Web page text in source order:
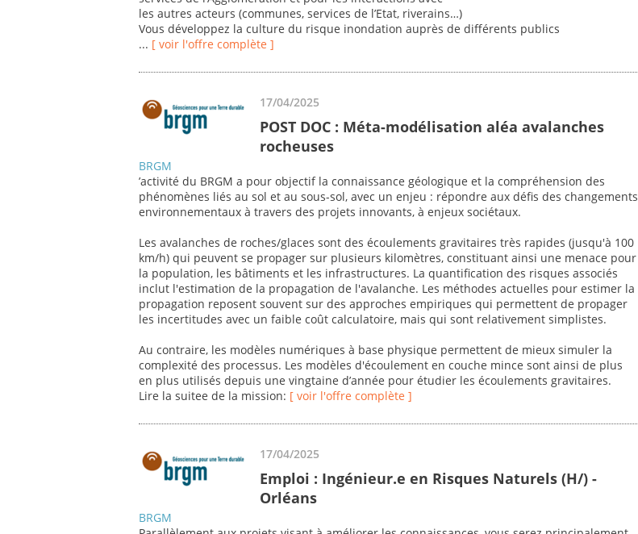
les autres acteurs (communes, services de l’Etat, riverains…)
Vous développez la culture du risque inondation auprès de différents publics
... [ voir l'offre complète ]
17/04/2025
POST DOC : Méta-modélisation aléa avalanches
rocheuses
BRGM
’activité du BRGM a pour objectif la connaissance géologique et la compréhension des
phénomènes liés au sol et au sous-sol, avec un enjeu : répondre aux défis des changements
environnementaux à travers des projets innovants, à enjeux sociétaux.
Les avalanches de roches/glaces sont des écoulements gravitaires très rapides (jusqu'à 100
km/h) qui peuvent se propager sur plusieurs kilomètres, constituant ainsi une menace pour
la population, les bâtiments et les infrastructures. La quantification des risques associés
inclut l'estimation de la propagation de l'avalanche. Les méthodes actuelles pour estimer la
propagation reposent souvent sur des approches empiriques qui permettent de propager
les incertitudes avec un faible coût calculatoire, mais qui sont relativement simplistes.
Au contraire, les modèles numériques à base physique permettent de mieux simuler la
complexité des processus. Les modèles d'écoulement en couche mince sont ainsi de plus
en plus utilisés depuis une vingtaine d’année pour étudier les écoulements gravitaires.
Lire la suitee de la mission: [ voir l'offre complète ]
17/04/2025
Emploi : Ingénieur.e en Risques Naturels (H/) -
Orléans
BRGM